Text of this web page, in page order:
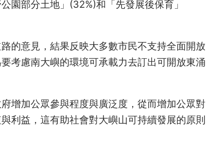
園部分土地」(32%)和「先發展後保育」
的意見，結果反映大多數市民不支持全面開放
考慮南大嶼的環境可承載力去訂出可開放東涌
增加公眾參與程度與廣泛度，從而增加公眾對
利益，這有助社會對大嶼山可持續發展的原則